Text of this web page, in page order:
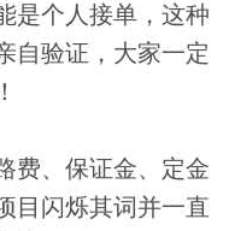
是个人接单，这种
自验证，大家一定
费、保证金、定金
目闪烁其词并一直